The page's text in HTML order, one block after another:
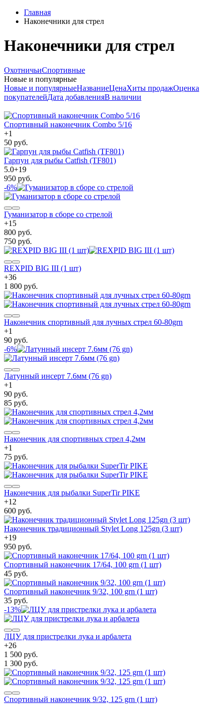
Главная
Наконечники для стрел
Наконечники для стрел
ОхотничьиСпортивные
Новые и популярные
Новые и популярныеНазваниеЦенаХиты продажОценка
покупателейДата добавленияВ наличии
Спортивный наконечник Combo 5/16
+1
50 руб.
Гарпун для рыбы Catfish (TF801)
5.0+19
950 руб.
-6%
Гуманизатор в сборе со стрелой
+15
800 руб.
750 руб.
REXPID BIG III (1 шт)
+36
1 800 руб.
Наконечник спортивный для лучных стрел 60-80grn
+1
90 руб.
-6%
Латунный инсерт 7.6мм (76 gn)
+1
90 руб.
85 руб.
Наконечник для спортивных стрел 4,2мм
+1
75 руб.
Наконечник для рыбалки SuperTir PIKE
+12
600 руб.
Наконечник традиционный Stylet Long 125gn (3 шт)
+19
950 руб.
Спортивный наконечник 17/64, 100 grn (1 шт)
45 руб.
Спортивный наконечник 9/32, 100 grn (1 шт)
35 руб.
-13%
ЛЦУ для пристрелки лука и арбалета
+26
1 500 руб.
1 300 руб.
Спортивный наконечник 9/32, 125 grn (1 шт)